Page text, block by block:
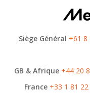
Siège Général +61 8
GB & Afrique +44 20
France +33 1 81